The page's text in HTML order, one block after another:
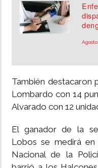
Agosto
También destacaron
Lombardo con 14
Alvarado con 12
El ganador de la
Lobos se medirá
Nacional de la